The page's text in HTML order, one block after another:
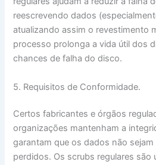
reescrevendo dados
atualizando assim o revestimento
processo prolonga a vida útil dos
chances de falha do disco.
5. Requisitos de Conformidade.
Certos fabricantes e órgãos
organizações mantenham a
garantam que os dados não
perdidos. Os scrubs regulares são